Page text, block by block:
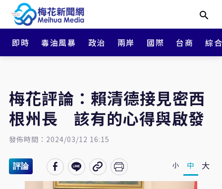
即時 毒油風暴 政治 兩岸 國際 台商 綜
梅花評論：賴清德接見密西
根州長 該有的心得與啟發
發佈時間：2024/03/12 16:15
評論 小 中 大